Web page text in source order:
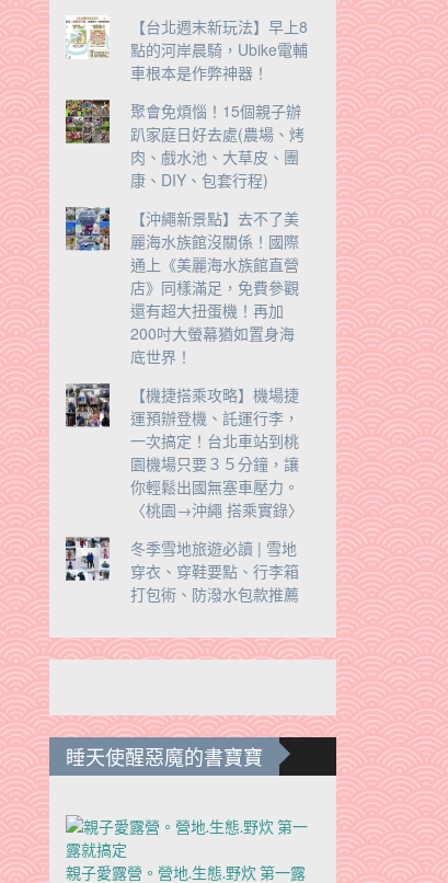
【台北週末新玩法】早上8
點的河岸晨騎，Ubike電輔
車根本是作弊神器！
聚會免煩惱！15個親子辦
趴家庭日好去處(農場、烤
肉、戲水池、大草皮、團
康、DIY、包套行程)
【沖繩新景點】去不了美
麗海水族館沒關係！國際
通上《美麗海水族館直營
店》同樣滿足，免費參觀
還有超大扭蛋機！再加
200吋大螢幕猶如置身海
底世界！
【機捷搭乘攻略】機場捷
運預辦登機、託運行李，
一次搞定！台北車站到桃
園機場只要３５分鐘，讓
你輕鬆出國無塞車壓力。
〈桃園→沖繩 搭乘實錄〉
冬季雪地旅遊必讀 | 雪地
穿衣、穿鞋要點、行李箱
打包術、防潑水包款推薦
睡天使醒惡魔的書寶寶
親子愛露營。營地.生態.野炊 第一露